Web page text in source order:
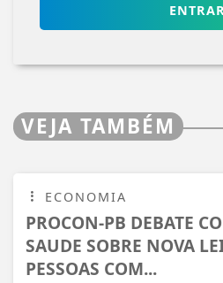
ENTRAR
VEJA TAMBÉM
ECONOMIA
PROCON-PB DEBATE
SAUDE SOBRE NOVA
PESSOAS COM...